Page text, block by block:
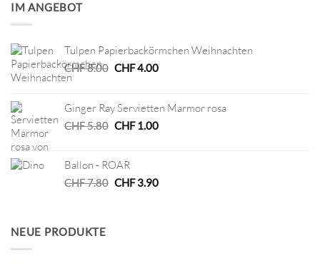
IM ANGEBOT
Tulpen Papierbackörmchen Weihnachten
CHF8.00 Ursprünglicher
CHF 8.00
CHF4.00Aktueller
CHF 4.00.
Ginger Ray Servietten Marmor rosa
CHF5.80 Ursprünglicher
CHF 5.80
CHF1.00Aktueller
Ballon - ROAR
CHF7.80 Ursprünglicher
CHF3.90Aktueller
NEUE PRODUKTE